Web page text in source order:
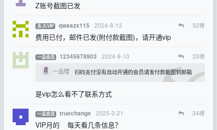
Z账号截图已发
永.久VIP qwaszx115 2024-8-13 32楼
费用已付，邮件已发(附付款截图)，请开通vip
一品会员 12345678903 2024-9-10 33楼
一品楼
扫码支付没有自动开通的会员请发付款截图到邮箱
是vip怎么看不了联系方式
一品会员 truechange 2025-3-21 34楼
VIP月的 每天看几条信息？